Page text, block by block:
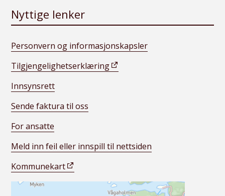
Nyttige lenker
Personvern og informasjonskapsler
Tilgjengelighetserklæring
Innsynsrett
Sende faktura til oss
For ansatte
Meld inn feil eller innspill til nettsiden
Kommunekart